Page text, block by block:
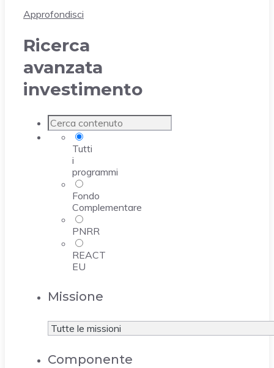
Approfondisci
Ricerca
avanzata
investimento
Tutti
i
programmi
Fondo
Complementare
PNRR
REACT
EU
Missione
Componente